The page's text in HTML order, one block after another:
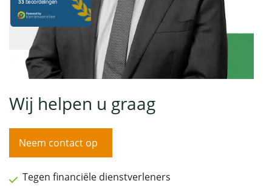
Wij helpen u graag
Neem contact op
Tegen financiële dienstverleners